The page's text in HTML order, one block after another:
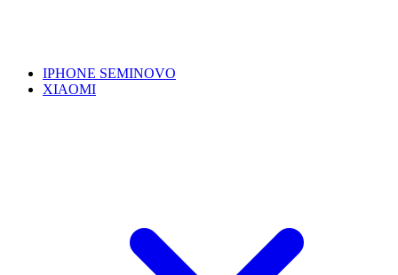
IPHONE SEMINOVO
XIAOMI